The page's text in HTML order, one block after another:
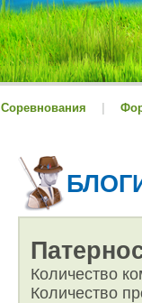
Соревнования
Количество
Количество